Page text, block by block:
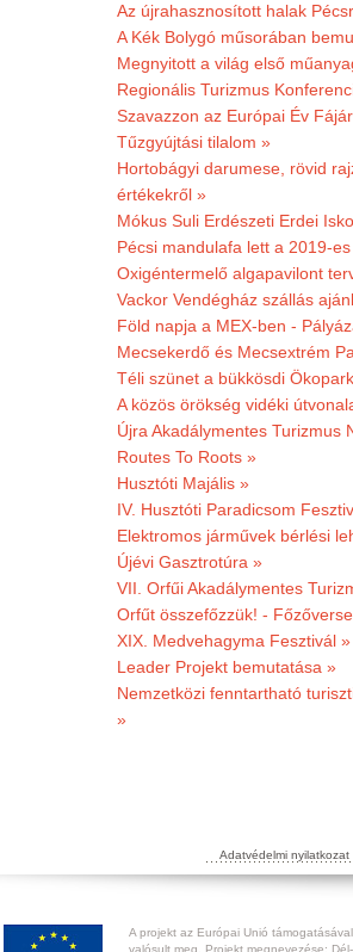
Az újrahasznosított halak
A Kék Bolygó műsorában
Megnyitott a világ első
Regionális Turizmus
Szavazzon az Európai Év
Tűzgyújtási tilalom »
Hortobágyi darumese, rövid
értékekről »
Mókus Suli Erdészeti Erdei
Pécsi mandulafa lett a 2019-
Oxigéntermelő algapavilont
Vackor Vendégház szállás
Föld napja a MEX-ben -
Mecsekerdő és Mecsextrém
Téli szünet a bükkösdi
A közös örökség vidéki
Újra Akadálymentes Turizmus
Routes To Roots »
Husztóti Majális »
IV. Husztóti Paradicsom
Elektromos járművek bérlési
Újévi Gasztrotúra »
VII. Orfűi Akadálymentes
Orfűt összefőzzük! -
XIX. Medvehagyma Fesztivál »
Leader Projekt bemutatása »
Nemzetközi fenntartható
»
Adatvédelmi nyilatkozat
A projekt az Európai Unió
valósult meg. Projekt megnevezése: